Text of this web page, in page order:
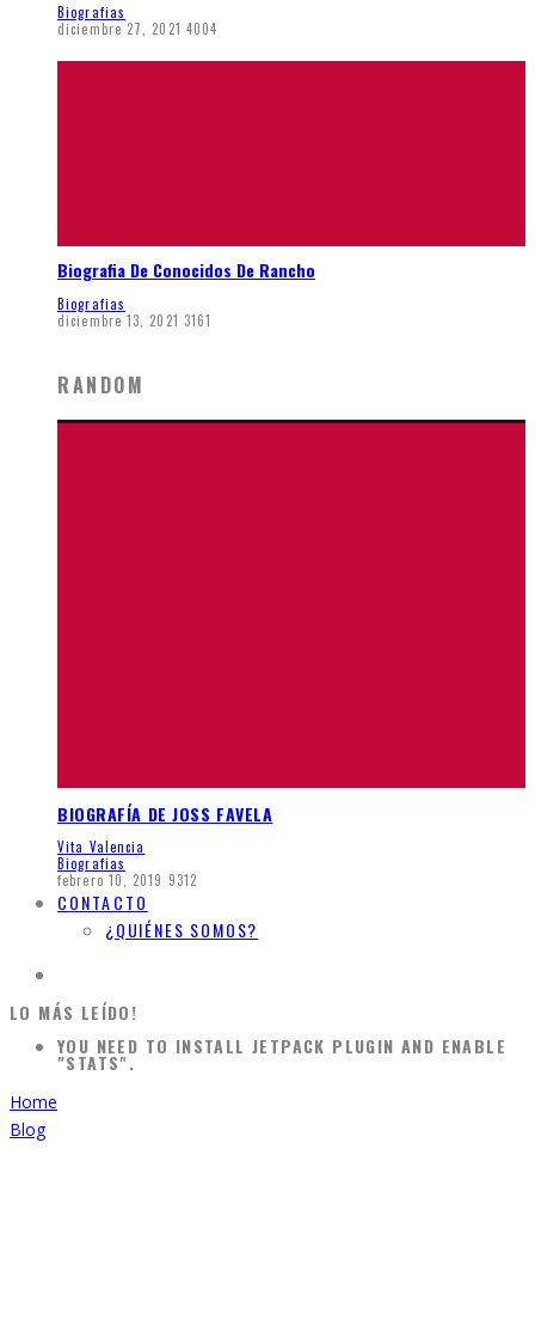
Biografias
diciembre 27, 2021 4004
Biografia De Conocidos De Rancho
Biografias
diciembre 13, 2021 3161
RANDOM
BIOGRAFÍA DE JOSS FAVELA
Vita Valencia
Biografias
febrero 10, 2019 9312
CONTACTO
¿QUIÉNES SOMOS?
LO MÁS LEÍDO!
YOU NEED TO INSTALL JETPACK PLUGIN AND ENABLE
"STATS".
Home
Blog